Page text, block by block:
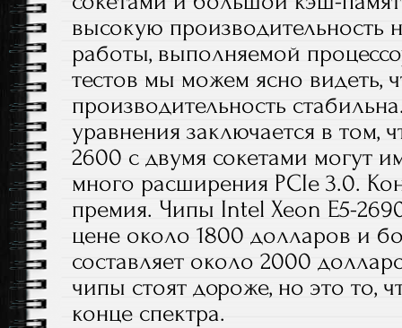
высокую производительность
работы, выполняемой
тестов мы можем ясно видеть,
производительность
уравнения заключается в том,
2600 с двумя сокетами могут
много расширения PCIe 3.0.
премия. Чипы Intel Xeon E5-
цене около 1800 долларов и
составляет около 2000
чипы стоят дороже, но это то,
конце спектра.